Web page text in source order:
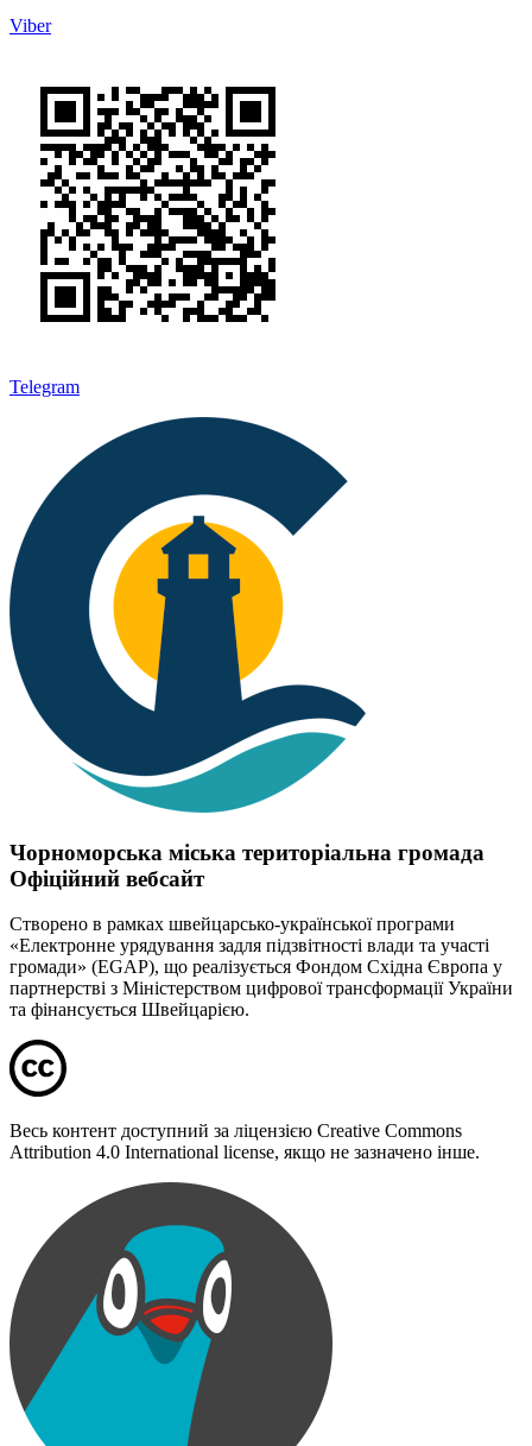
Viber
Telegram
Чорноморська міська територіальна громада
Офіційний вебсайт
Створено в рамках швейцарсько-української програми
«Електронне урядування задля підзвітності влади та участі
громади» (EGAP), що реалізується Фондом Східна Європа у
партнерстві з Міністерством цифрової трансформації України
та фінансується Швейцарією.
Весь контент доступний за ліцензією Creative Commons
Attribution 4.0 International license, якщо не зазначено інше.